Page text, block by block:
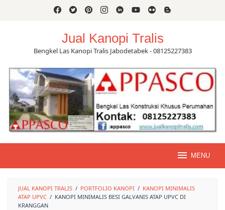
Jual Kanopi Tralis
Bengkel Las Kanopi Tralis Jabodetabek - 08125227383
MENU
JUAL KANOPI TRALIS / PORTFOLIO KANOPI / KANOPI MINIMALIS
ATAP UPVC / KANOPI MINIMALIS BESI GALVANIS ATAP UPVC DI
KRANGGAN